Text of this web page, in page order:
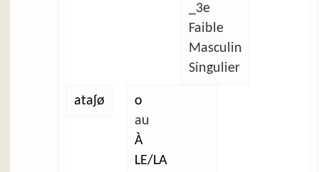
_3e
Faible
Masculin
Singulier
ataʃø
o
au
À
LE/LA